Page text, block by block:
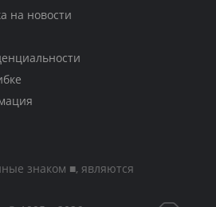
на новости
знаком ■, являются